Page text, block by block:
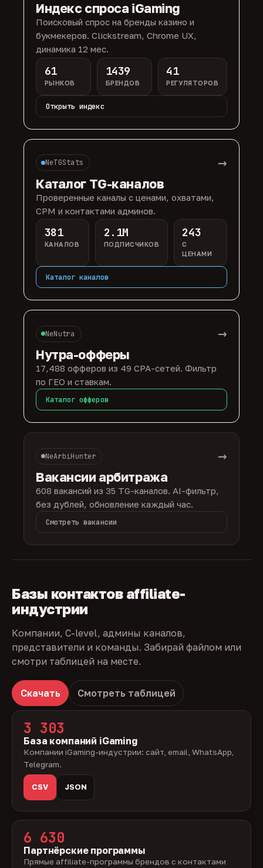
Индекс спроса iGaming
Поисковый спрос на бренды казино и
букмекеров. Clickstream, Chrome UX,
динамика 12 мес.
61
РЫНКОВ
1439
БРЕНДОВ
41
РЕГУЛЯТОРОВ
Открыть индекс
NeTGStats →
Каталог TG-каналов
Проверенные каналы с ценами, охватами,
CPM и контактами админов.
381
КАНАЛОВ
2.1M
ПОДПИСЧИКОВ
243
С
ЦЕНАМИ
Каталог каналов
NeNutra →
Нутра-офферы
17,488 офферов из 49 CPA-сетей. Фильтр
по ГЕО и ставкам.
Каталог офферов
NeArbiHunter →
Вакансии арбитража
608 вакансий из 35 TG-каналов. AI-фильтр,
без дублей, обновление каждый час.
Смотреть вакансии
Базы контактов affiliate-
индустрии
Компании, C-level, админы каналов,
представители и команды. Забирай файлом или
смотри таблицей на месте.
Скачать Смотреть таблицей
3 303
База компаний iGaming
Компании iGaming-индустрии: сайт, email, WhatsApp,
Telegram.
CSV JSON
6 630
Партнёрские программы
Прямые affiliate-программы брендов с контактами